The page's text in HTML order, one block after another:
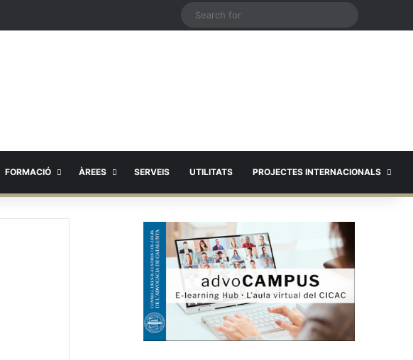
FORMACIÓ ÀREES SERVEIS UTILITATS PROJECTES INTERNACIONALS